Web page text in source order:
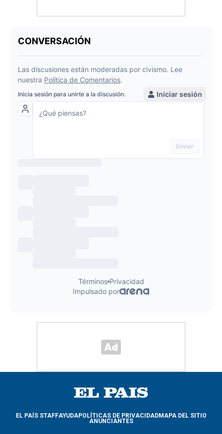
EL PAÍS STAFFAYUDAPOLÍTICAS DE PRIVACIDADMAPA DEL SITIO
ANUNCIANTES